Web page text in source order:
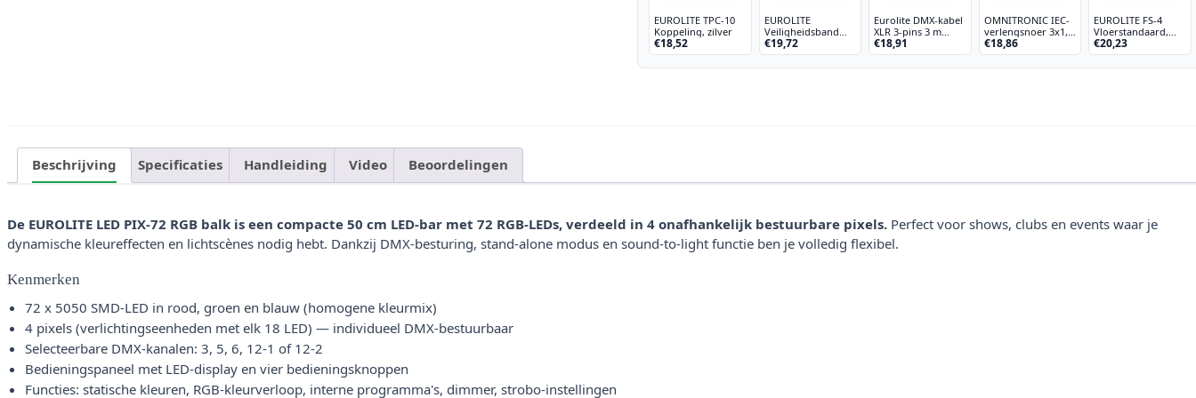
EUROLITE TPC-10
Koppeling, zilver
€18,52
EUROLITE
Veiligheidsband
UNV-5 3x600mm
tot 5kg silo
€19,72
Eurolite DMX-kabel
XLR 3-pins 3 m
zwart
€18,91
OMNITRONIC IEC-
verlengsnoer 3x1,0
3m bk
€18,86
EUROLITE FS-4
Vloerstandaard,
staal, zwart
€20,23
Beschrijving Specificaties Handleiding Video Beoordelingen
De EUROLITE LED PIX-72 RGB balk is een compacte 50 cm LED-bar met 72 RGB-LEDs, verdeeld in 4 onafhankelijk bestuurbare pixels. Perfect voor shows, clubs en events waar je
dynamische kleureffecten en lichtscènes nodig hebt. Dankzij DMX-besturing, stand-alone modus en sound-to-light functie ben je volledig flexibel.
Kenmerken
72 x 5050 SMD-LED in rood, groen en blauw (homogene kleurmix)
4 pixels (verlichtingseenheden met elk 18 LED) — individueel DMX-bestuurbaar
Selecteerbare DMX-kanalen: 3, 5, 6, 12-1 of 12-2
Bedieningspaneel met LED-display en vier bedieningsknoppen
Functies: statische kleuren, RGB-kleurverloop, interne programma's, dimmer, strobo-instellingen